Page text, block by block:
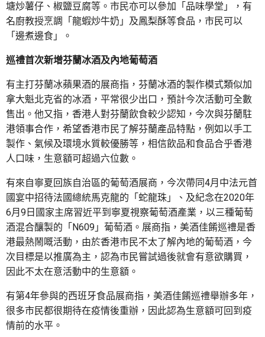
塘炒薯仔、椒鹽豆腐等。市民亦可以參加「品味學堂」，有
名廚教授烹調「龍蝦炒牛奶」及鳳梨酥等食品，市民可以
「邊煮邊食」。
巡禮首次新增芬蘭冰酒及內地葡萄酒
有主打芬蘭冰蘋果酒的展商指，芬蘭冰酒的製作模式類似加
拿大魁北克省的冰酒，平常很少出口，預計今次活動可全數
售出。他又指，香港人對芬蘭飲食較少認知，今次與芬蘭駐
港領事合作，希望香港市民了解芬蘭產品特點，例如以手工
製作、氣候及環境水質較優勝等，相信飲品和食品合乎香港
人口味，生意額可超過六位數。
有來自寧夏回族自治區的葡萄酒展商，今次帶同4月中法元首
國宴中招待法國總統馬克龍的「蛇龍珠」、及紀念在2020年
6月9日國家主席習近平到寧夏視察葡萄酒產業，以三種葡萄
酒混合釀製的「N609」葡萄酒。展商指，美酒佳餚巡禮是香
港最熱鬧嘅活動，由於香港市民不太了解內地的葡萄酒，今
次目標是以推廣為主，認為市民嘗試過後就會有意欲購買，
因此不太在意活動中的生意額。
有第4年參與的西班牙食品展商指，美酒佳餚巡禮舉辦多年，
很多市民都很期待在疫情後重辦，因此認為生意額可回到疫
情前的水平。